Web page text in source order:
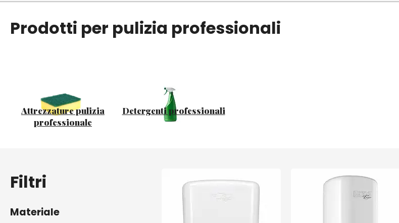
Prodotti per pulizia professionali
Attrezzature pulizia
professionale
Detergenti professionali
Filtri
Materiale